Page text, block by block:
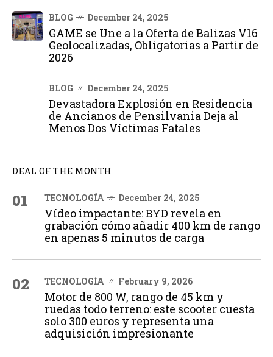
BLOG December 24, 2025
GAME se Une a la Oferta de Balizas V16
Geolocalizadas, Obligatorias a Partir de
2026
BLOG December 24, 2025
Devastadora Explosión en Residencia
de Ancianos de Pensilvania Deja al
Menos Dos Víctimas Fatales
DEAL OF THE MONTH
01 TECNOLOGÍA December 24, 2025
Vídeo impactante: BYD revela en
grabación cómo añadir 400 km de rango
en apenas 5 minutos de carga
02 TECNOLOGÍA February 9, 2026
Motor de 800 W, rango de 45 km y
ruedas todo terreno: este scooter cuesta
solo 300 euros y representa una
adquisición impresionante